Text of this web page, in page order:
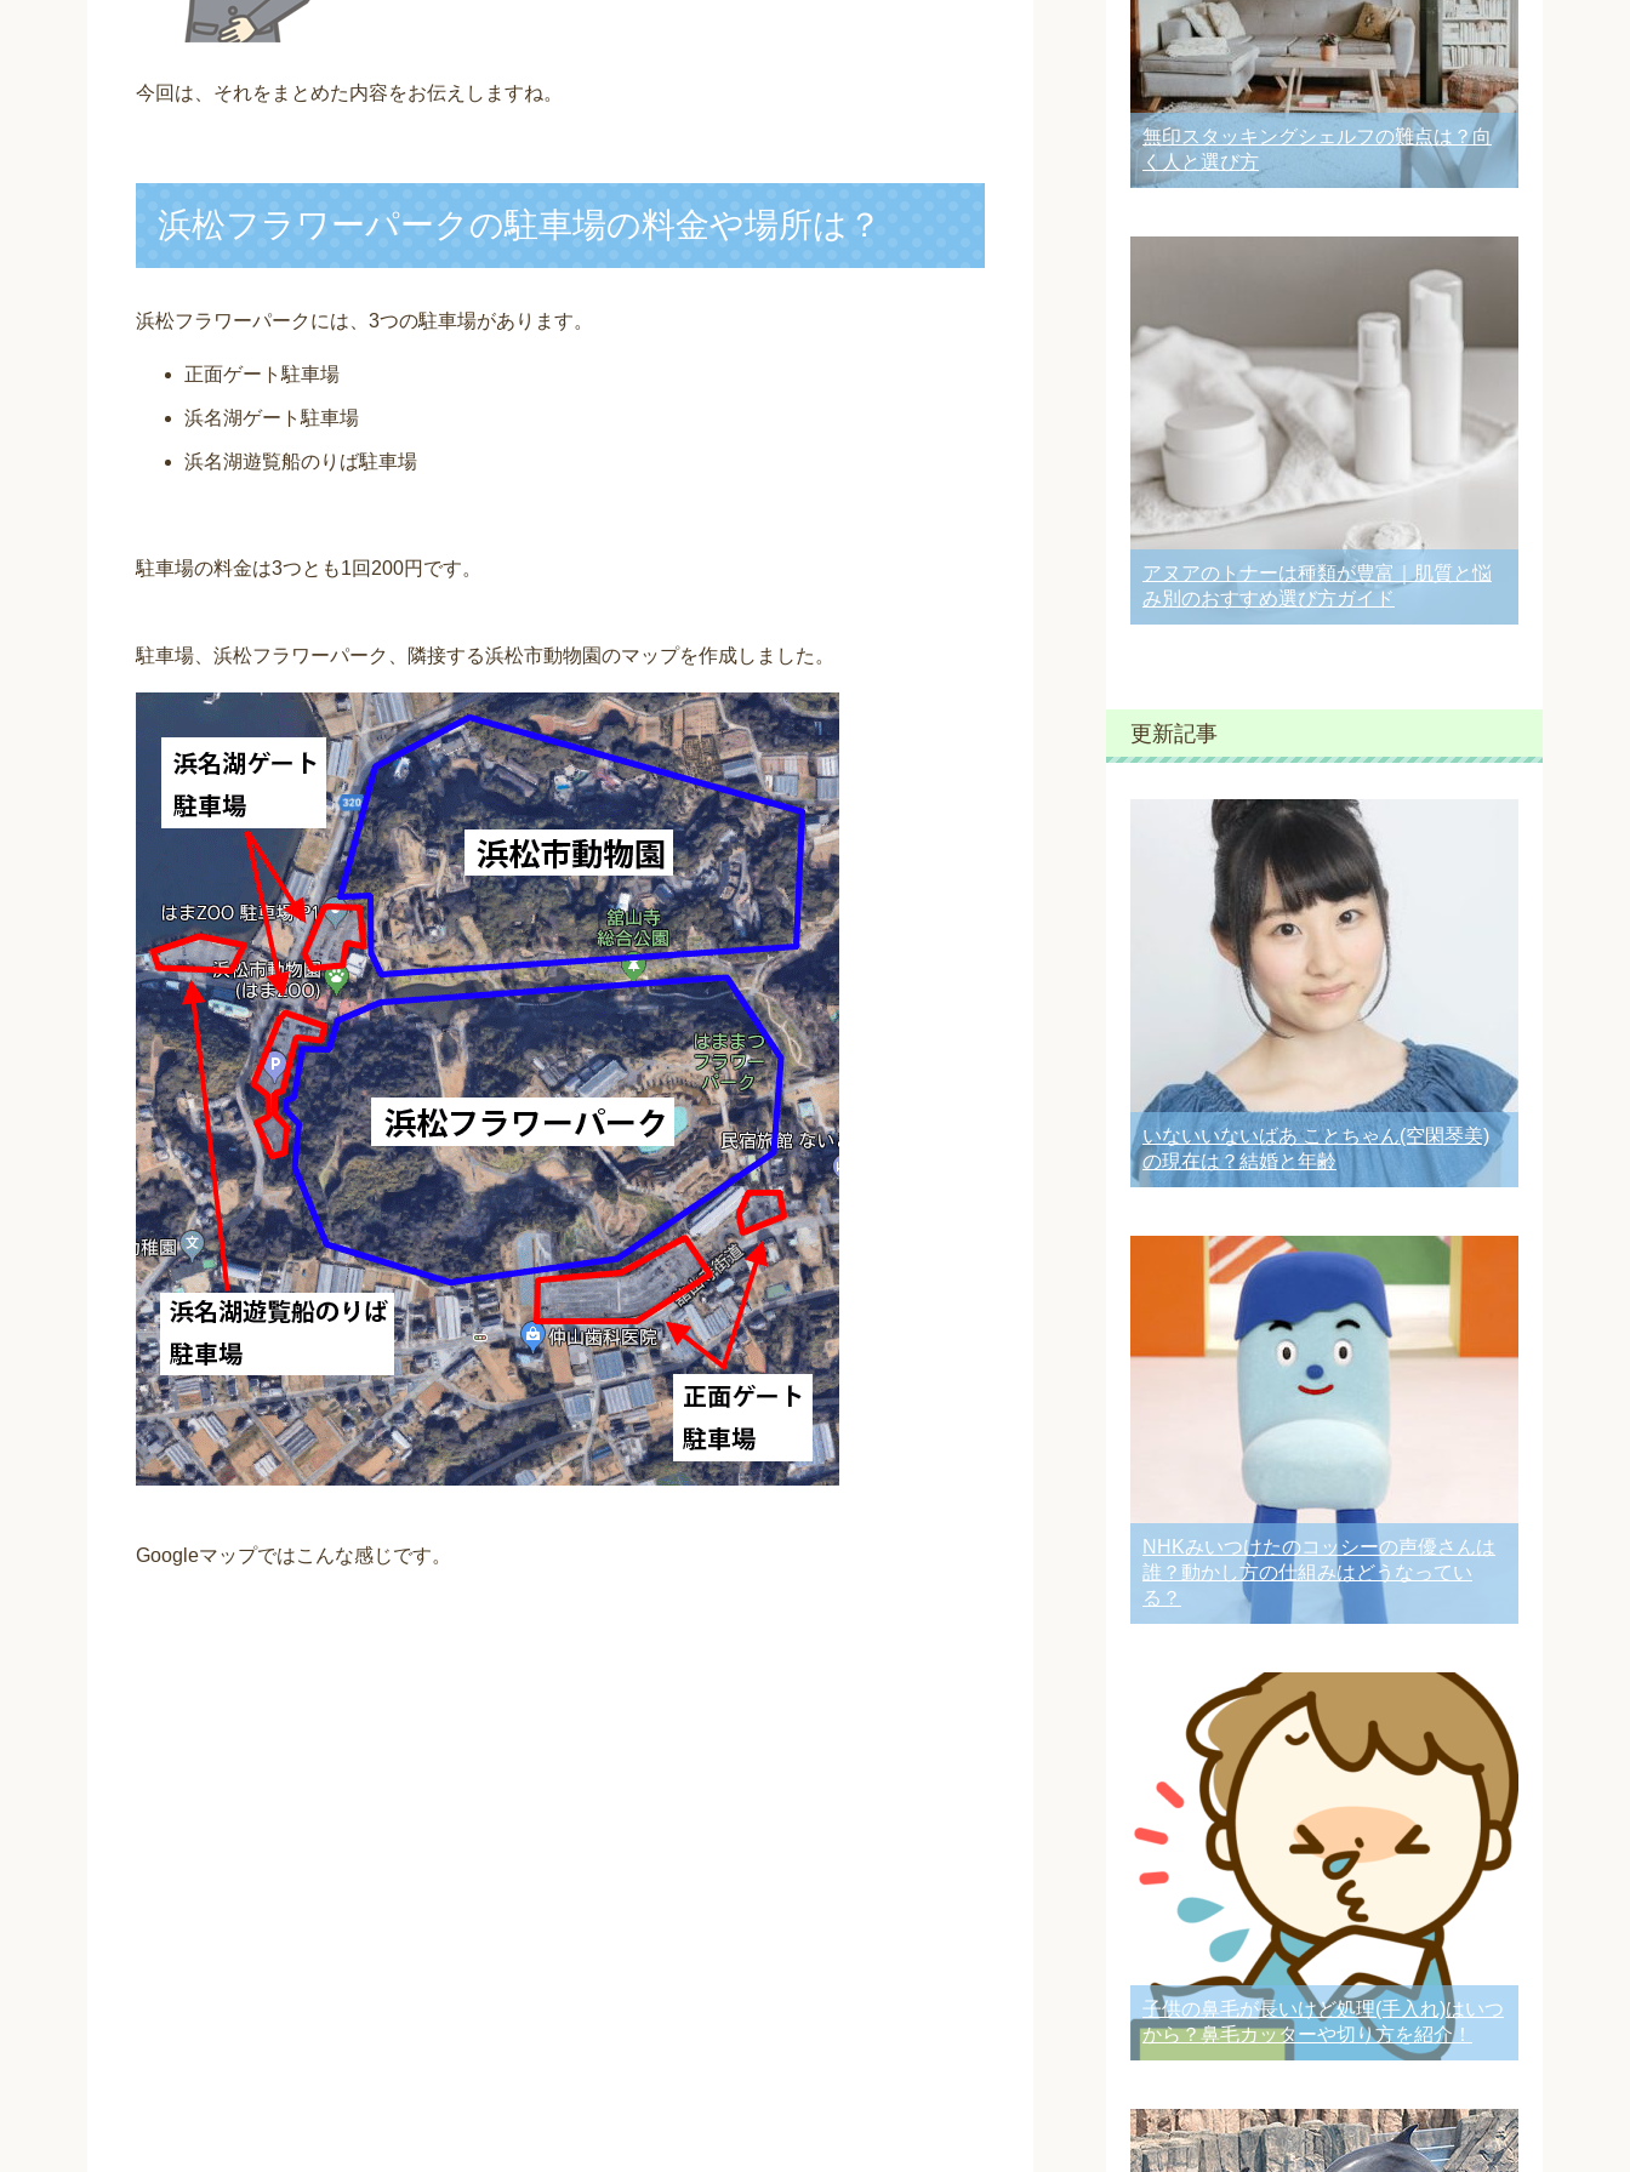
今回は、それをまとめた内容をお伝えしますね。
浜松フラワーパークの駐車場の料金や場所は？
浜松フラワーパークには、3つの駐車場があります。
正面ゲート駐車場
浜名湖ゲート駐車場
浜名湖遊覧船のりば駐車場
駐車場の料金は3つとも1回200円です。
駐車場、浜松フラワーパーク、隣接する浜松市動物園のマップを作成しました。
Googleマップではこんな感じです。
無印スタッキングシェルフの難点は？向
く人と選び方
アヌアのトナーは種類が豊富｜肌質と悩
み別のおすすめ選び方ガイド
更新記事
いないいないばあ ことちゃん(空閑琴美)
の現在は？結婚と年齢
NHKみいつけたのコッシーの声優さんは
誰？動かし方の仕組みはどうなってい
る？
子供の鼻毛が長いけど処理(手入れ)はいつ
から？鼻毛カッターや切り方を紹介！